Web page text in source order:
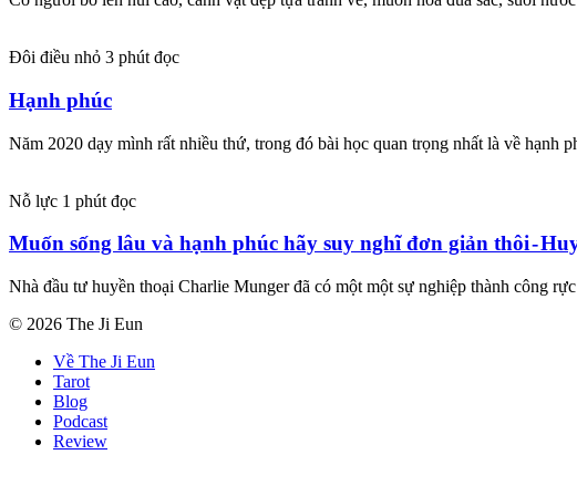
Đôi điều nhỏ 3 phút đọc
Hạnh phúc
Năm 2020 dạy mình rất nhiều thứ, trong đó bài học quan trọng nhất là về hạnh
Nỗ lực 1 phút đọc
Muốn sống lâu và hạnh phúc hãy suy nghĩ đơn giản thôi -
Nhà đầu tư huyền thoại Charlie Munger đã có một một sự nghiệp thành công
© 2026 The Ji Eun
Về The Ji Eun
Tarot
Blog
Podcast
Review